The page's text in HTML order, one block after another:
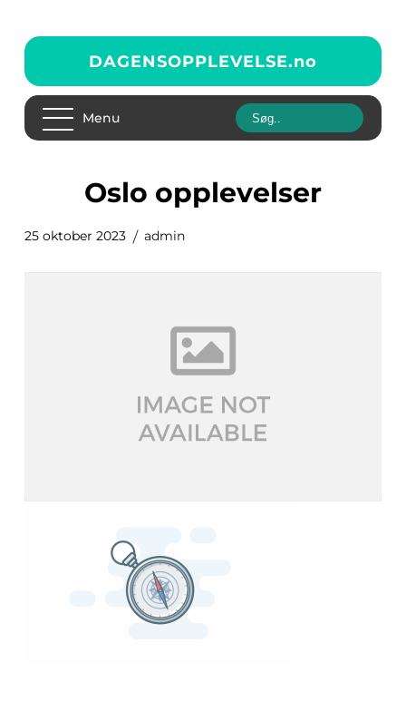
DAGENSOPPLEVELSE.no
Menu
oslo opplevelser
25 oktober 2023 admin